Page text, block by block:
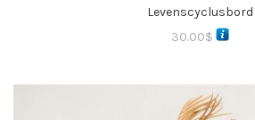
Levenscyclusbord
30.00$